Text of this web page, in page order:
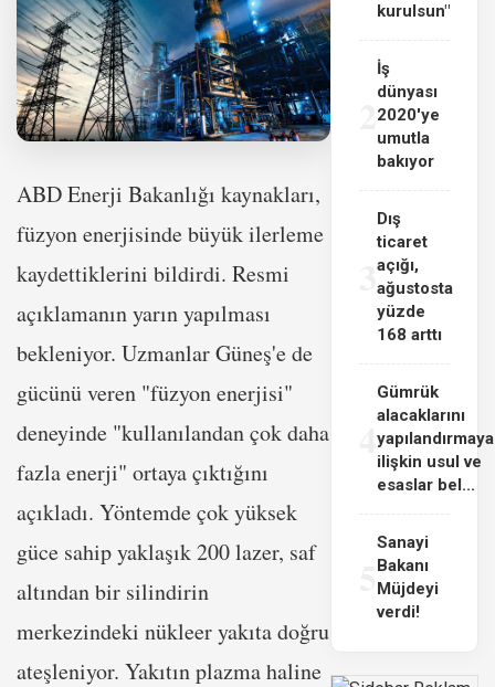
ABD Enerji Bakanlığı kaynakları,
füzyon enerjisinde büyük ilerleme
kaydettiklerini bildirdi. Resmi
açıklamanın yarın yapılması
bekleniyor. Uzmanlar Güneş'e de
gücünü veren "füzyon enerjisi"
deneyinde "kullanılandan çok daha
fazla enerji" ortaya çıktığını
açıkladı. Yöntemde çok yüksek
güce sahip yaklaşık 200 lazer, saf
altından bir silindirin
merkezindeki nükleer yakıta doğru
ateşleniyor. Yakıtın plazma haline
kurulsun"
İş
dünyası
2020'ye
umutla
bakıyor
3
Dış
ticaret
açığı,
ağustosta
yüzde
168 arttı
4
Gümrük
alacaklarını
yapılandırmaya
ilişkin usul ve
esaslar bel...
Sanayi
Bakanı
Müjdeyi
verdi!